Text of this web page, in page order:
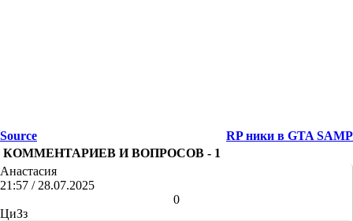
Source
RP ники в GTA SAMP
КОММЕНТАРИЕВ И ВОПРОСОВ - 1
Анастасия
21:57 / 28.07.2025
0
ЦиЗз